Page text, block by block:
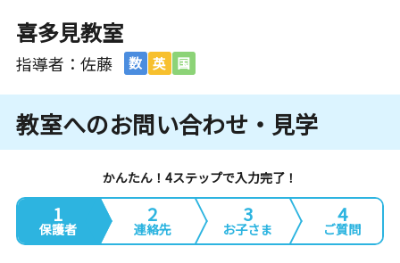
喜多見教室
指導者：佐藤 数 英 国
教室へのお問い合わせ・見学
かんたん！4ステップで入力完了！
1
保護者
2
連絡先
3
お子さま
4
ご質問